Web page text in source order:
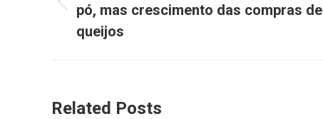
pó, mas crescimento das compras de
queijos
Related Posts